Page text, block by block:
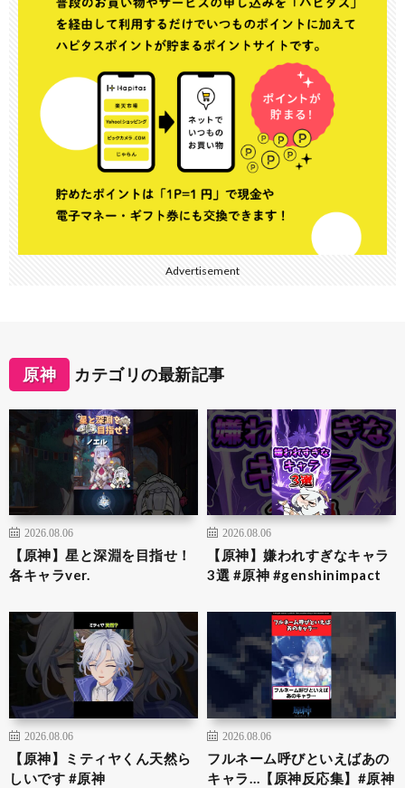
Advertisement
原神 カテゴリの最新記事
2026.08.06
【原神】星と深淵を目指せ！
各キャラver.
2026.08.06
【原神】嫌われすぎなキャラ
3選 #原神 #genshinimpact
2026.08.06
【原神】ミティヤくん天然ら
しいです #原神
2026.08.06
フルネーム呼びといえばあの
キャラ…【原神反応集】#原神